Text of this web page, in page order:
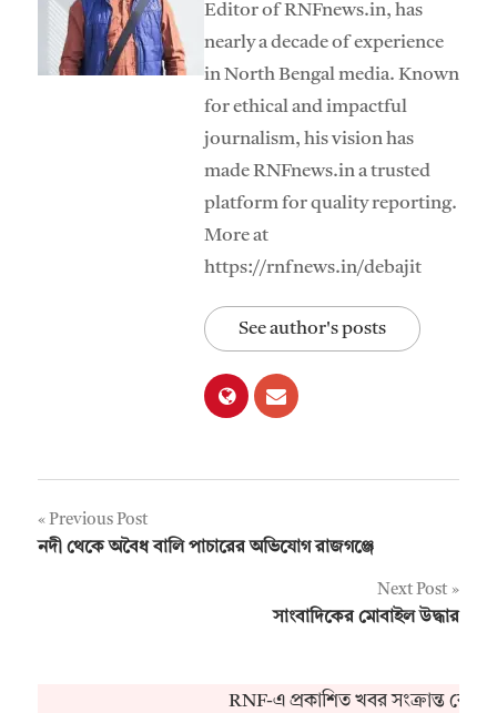
Editor of RNFnews.in, has
nearly a decade of experience
in North Bengal media. Known
for ethical and impactful
journalism, his vision has
made RNFnews.in a trusted
platform for quality reporting.
More at
https://rnfnews.in/debajit
See author's posts
Post
Previous Post
নদী থেকে অবৈধ বালি পাচারের অভিযোগ রাজগঞ্জে
Next Post
সাংবাদিকের মোবাইল উদ্ধার
RNF-এ প্রকাশিত খবর সংক্রান্ত